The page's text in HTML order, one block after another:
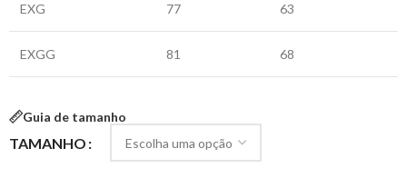
EXG 77 63
EXGG 81 68
Guia de tamanho
TAMANHO